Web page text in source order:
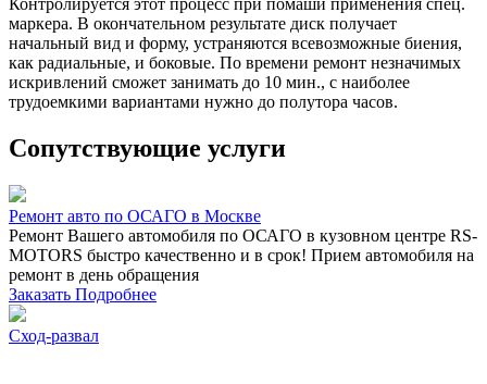
маркера. В окончательном результате диск получает
начальный вид и форму, устраняются всевозможные биения,
как радиальные, и боковые. По времени ремонт незначимых
искривлений сможет занимать до 10 мин., с наиболее
трудоемкими вариантами нужно до полутора часов.
Сопутствующие услуги
Ремонт авто по ОСАГО в Москве
Ремонт Вашего автомобиля по ОСАГО в кузовном центре RS-
MOTORS быстро качественно и в срок! Прием автомобиля на
ремонт в день обращения
Заказать Подробнее
Сход-развал